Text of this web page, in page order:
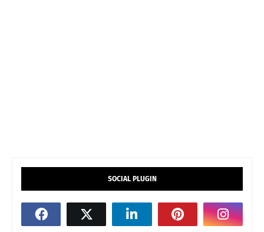
SOCIAL PLUGIN